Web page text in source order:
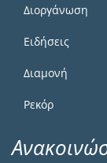
Διοργάνωση
Ειδήσεις
Διαμονή
Ρεκόρ